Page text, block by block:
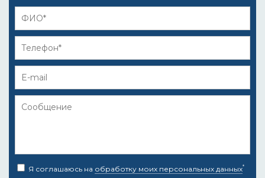
Я соглашаюсь на обработку моих персональных данных*